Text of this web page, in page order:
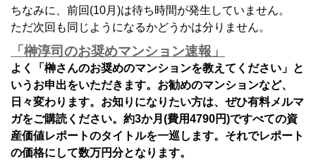
ちなみに、前回(10月)は待ち時間が発生していません。
ただ次回も同じようになるかどうかは分りません。
「榊淳司のお奨めマンション速報」
よく「榊さんのお奨めのマンションを教えてください」と
いうお申出をいただきます。お勧めのマンションなど、
日々変わります。お知りになりたい方は、ぜひ有料メルマ
ガをご購読ください。約3か月(費用4790円)ですべての資
産価値レポートのタイトルを一巡します。それでレポート
の価格にして数万円分となります。